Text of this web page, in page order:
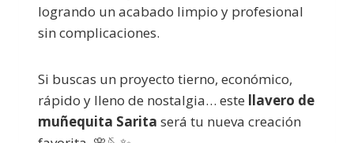
logrando un acabado limpio y profesional
sin complicaciones.
Si buscas un proyecto tierno, económico,
rápido y lleno de nostalgia… este llavero de
muñequita Sarita será tu nueva creación